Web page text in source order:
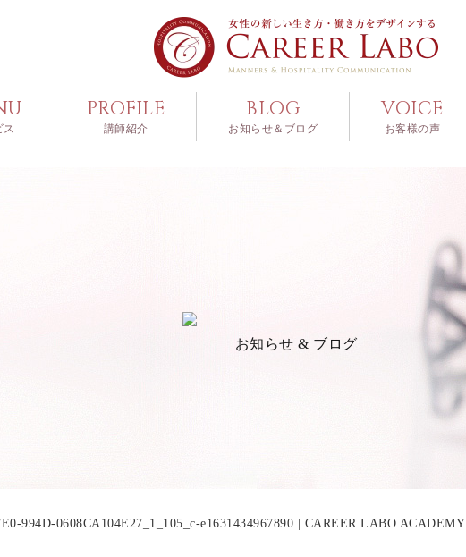
ス
PROFILE
講師紹介
BLOG
お知らせ＆ブログ
VOICE
お客様の声
お知らせ & ブログ
994D-0608CA104E27_1_105_c-e1631434967890 | CAREER LABO ACADEMY